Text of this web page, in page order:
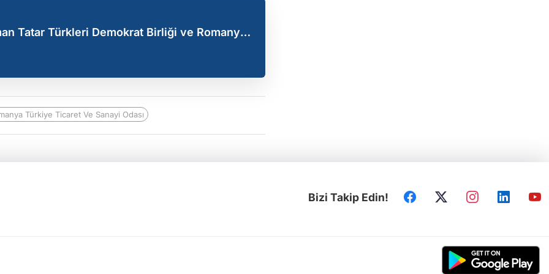
Tatar Türkleri Demokrat Birliği ve Romanya
Türkiye Ticaret Ve Sanayi Odası
Bizi Takip Edin!